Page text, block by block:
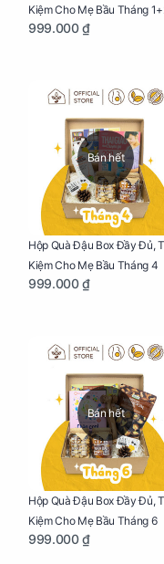
Kiệm Cho Mẹ Bầu Tháng
999.000 ₫
Bán hết
Hộp Quà Đậu Box Đầy Đủ,
Kiệm Cho Mẹ Bầu Tháng 4
999.000 ₫
Bán hết
Hộp Quà Đậu Box Đầy Đủ,
Kiệm Cho Mẹ Bầu Tháng 6
999.000 ₫